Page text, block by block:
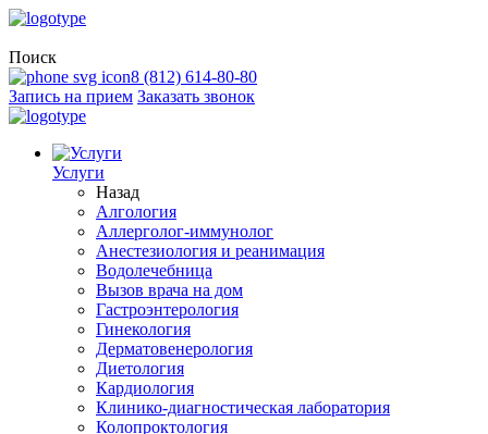
Поиск
8 (812) 614-80-80
Запись на прием Заказать звонок
Услуги
Назад
Алгология
Аллерголог-иммунолог
Анестезиология и реанимация
Водолечебница
Вызов врача на дом
Гастроэнтерология
Гинекология
Дерматовенерология
Диетология
Кардиология
Клинико-диагностическая лаборатория
Колопроктология